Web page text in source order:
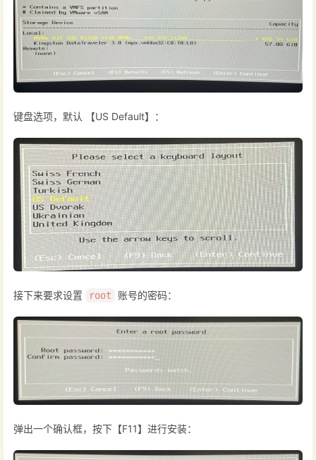
键盘选项，默认 【US Default】：
接下来要求设置 root 账号的密码：
弹出一个确认框，按下【F11】进行安装：